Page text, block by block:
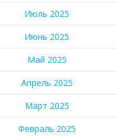
Июль 2025
Июнь 2025
Май 2025
Апрель 2025
Март 2025
Февраль 2025